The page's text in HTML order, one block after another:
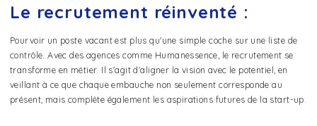
Le recrutement réinventé :
Pourvoir un poste vacant est plus qu'une simple coche sur une liste de
contrôle. Avec des agences comme Humanessence, le recrutement se
transforme en métier. Il s'agit d'aligner la vision avec le potentiel, en
veillant à ce que chaque embauche non seulement corresponde au
présent, mais complète également les aspirations futures de la start-up.